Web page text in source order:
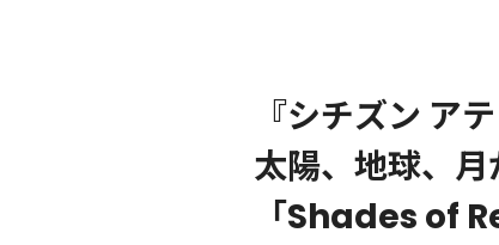
『シチズン アテ
太陽、地球、
「Shades of